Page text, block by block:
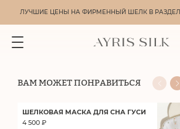
ЛУЧШИЕ ЦЕНЫ НА ФИРМЕННЫЙ ШЕЛК В
ВАМ МОЖЕТ ПОНРАВИТЬСЯ
ШЕЛКОВАЯ МАСКА ДЛЯ СНА ГУСИ
4 500 ₽